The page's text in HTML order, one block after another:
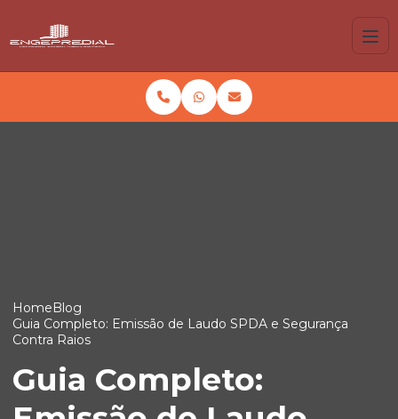
HomeBlog
Guia Completo: Emissão de Laudo SPDA e Segurança
Contra Raios
Guia Completo: